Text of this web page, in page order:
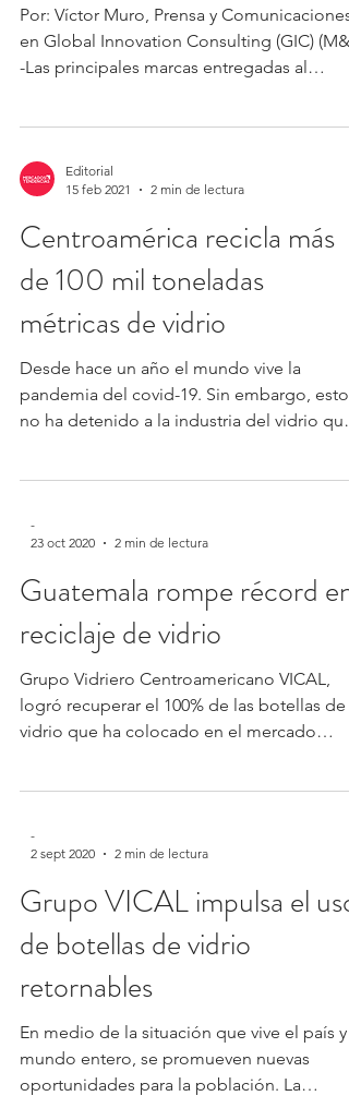
Por: Víctor Muro, Prensa y Comunicaciones
en Global Innovation Consulting (GIC)
-Las principales marcas entregadas al
Editorial
15 feb 2021
2 min de lectura
Centroamérica recicla más
de 100 mil toneladas
métricas de vidrio
Desde hace un año el mundo vive la
pandemia del covid-19. Sin embargo, esto
no ha detenido a la industria del vidrio que
-
23 oct 2020
2 min de lectura
Guatemala rompe récord en
reciclaje de vidrio
Grupo Vidriero Centroamericano VICAL,
logró recuperar el 100% de las botellas de
vidrio que ha colocado en el mercado
-
2 sept 2020
2 min de lectura
Grupo VICAL impulsa el uso
de botellas de vidrio
retornables
En medio de la situación que vive el país y
mundo entero, se promueven nuevas
oportunidades para la población. La